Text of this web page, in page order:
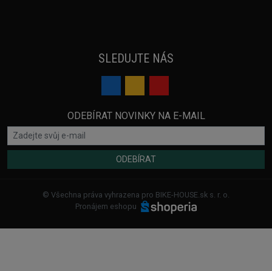
SLEDUJTE NÁS
ODEBÍRAT NOVINKY NA E-MAIL
ODEBÍRAT
© Všechna práva vyhrazena pro BIKE-HOUSE.sk s. r. o.
Pronájem eshopu